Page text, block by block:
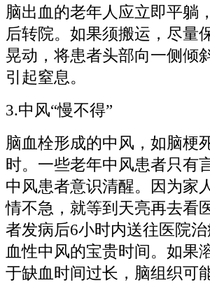
脑出血的老年人应立即平躺
后转院。如果须搬运，尽量
晃动，将患者头部向一侧倾
引起窒息。
3.中风“慢不得”
脑血栓形成的中风，如脑梗
时。一些老年中风患者只有
中风患者意识清醒。因为家
情不急，就等到天亮再去看
者发病后6小时内送往医院
血性中风的宝贵时间。如果
于缺血时间过长，脑组织可